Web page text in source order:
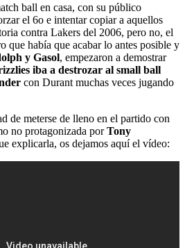
ball en casa, con su público
el 6o e intentar copiar a aquellos
contra Lakers del 2006, pero no, el
que había que acabar lo antes posible y
y Gasol, empezaron a demostrar
iba a destrozar al small ball
con Durant muchas veces jugando
de meterse de lleno en el partido con
no protagonizada porTony
explicarla, os dejamos aquí el vídeo: